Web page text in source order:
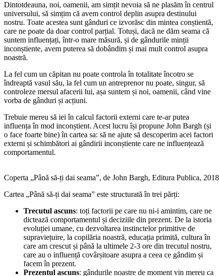
Dintotdeauna, noi, oamenii, am simțit nevoia să ne plasăm în centrul
universului, să simțim că avem control deplin asupra destinului
nostru. Toate acestea sunt gânduri ce izvorăsc din mintea conștientă,
care ne poate da doar control parțial. Totuși, dacă ne dăm seama că
suntem influențați, într-o mare măsură, și de gândurile minții
inconștiente, avem puterea să dobândim și mai mult control asupra
noastră.
La fel cum un căpitan nu poate controla în totalitate încotro se
îndreaptă vasul său, la fel cum un antreprenor nu poate, singur, să
controleze mersul afacerii lui, așa suntem și noi, oamenii, când vine
vorba de gânduri și acțiuni.
Trebuie mereu să iei în calcul factorii externi care te-ar putea
influența în mod inconștient. Acest lucru își propune John Bargh (și
o face foarte bine) în cartea sa: să ne ajute să descoperim acei factori
externi și schimbători ai gândirii inconștiente care ne influențează
comportamentul.
Coperta „Până să-ți dai seama”, de John Bargh, Editura Publica, 2018
Cartea „Până să-ți dai seama” este structurată în trei părți:
Trecutul ascuns: toți factorii pe care nu ni-i amintim, care ne
dictează comportamentul și deciziile din prezent. De la istoria
evoluției umane, cu dezvoltarea instinctelor primitive de
supraviețuire, la copilăria noastră, educația primită, cultura în
care am crescut și până la ultimele 2-3 ore din trecutul nostru,
care au o influență covârșitoare asupra a ceea ce gândim și
facem în prezent.
Prezentul ascuns: gândurile noastre de moment vin mereu ca